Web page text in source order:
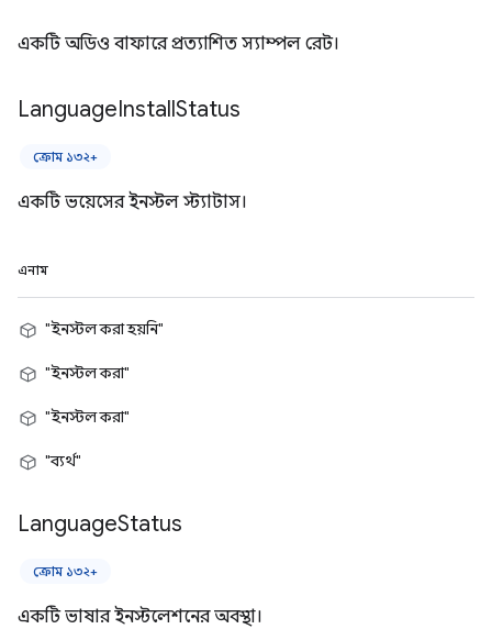
একটি অডিও বাফারে প্রত্যাশিত স্যাম্পল রেট।
LanguageInstallStatus
ক্রোম ১৩২+
একটি ভয়েসের ইনস্টল স্ট্যাটাস।
এনাম
"ইনস্টল করা হয়নি"
"ইনস্টল করা"
"ইনস্টল করা"
"ব্যর্থ"
LanguageStatus
ক্রোম ১৩২+
একটি ভাষার ইনস্টলেশনের অবস্থা।